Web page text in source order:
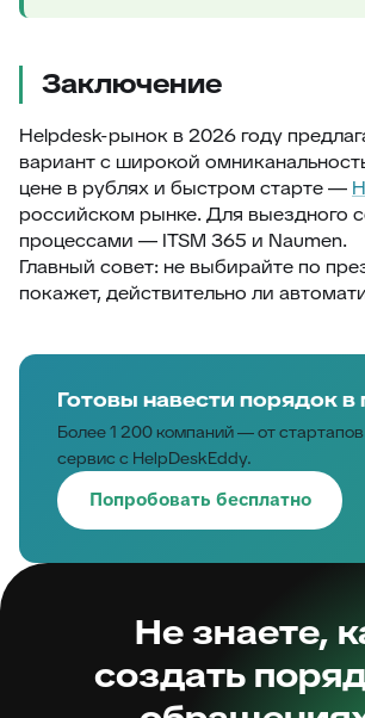
Заключение
Helpdesk-рынок в 2026 году
вариант с широкой
цене в рублях и быстром старте —
российском рынке. Для выездного
процессами — ITSM 365 и Naumen.
Главный совет: не выбирайте по
покажет, действительно ли
Готовы навести порядок
Более 1 200 компаний — от
сервис с HelpDeskEddy.
Попробовать бесплатно
Не знаете,
создать